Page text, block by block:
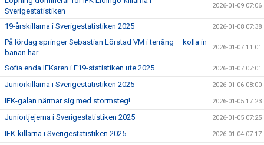
Sverigestatistiken
2026-01-09 07:06
19-årskillarna i Sverigestatistiken 2025 2026-01-08 07:38
På lördag springer Sebastian Lörstad VM i terräng – kolla in
banan här
2026-01-07 11:01
Sofia enda IFKaren i F19-statistiken ute 2025 2026-01-07 07:01
Juniorkillarna i Sverigestatistiken 2025 2026-01-06 08:00
IFK-galan närmar sig med stormsteg! 2026-01-05 17:23
Juniortjejerna i Sverigestatistiken 2025 2026-01-05 07:25
IFK-killarna i Sverigestatistiken 2025 2026-01-04 07:17